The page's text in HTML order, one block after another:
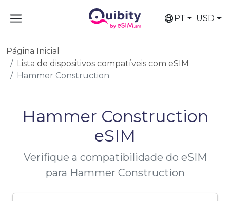
PT USD
Página Inicial
Lista de dispositivos compatíveis com eSIM
Hammer Construction
Hammer Construction
eSIM
Verifique a compatibilidade do eSIM
para Hammer Construction